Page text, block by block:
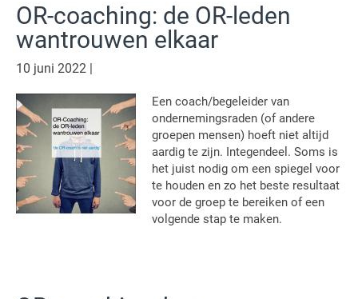
OR-coaching: de OR-leden
wantrouwen elkaar
10 juni 2022 |
Een coach/begeleider van
ondernemingsraden (of andere
groepen mensen) hoeft niet altijd
aardig te zijn. Integendeel. Soms is
het juist nodig om een spiegel voor
te houden en zo het beste resultaat
voor de groep te bereiken of een
volgende stap te maken.